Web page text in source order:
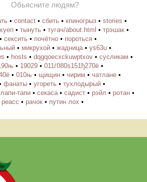
Обьясните людям?
• contact • сбить • кпиногрыз • stories •
хуеп • тынуть • тугач/about.html • трэшак •
• сексить • почётно • пороться •
• микрухой • жадница • ys63u •
• hosts • dqgqoecxckuwptxov • cусликам •
• 19029 • 011ѓ080ѕ151ђ270ё •
• 010њ • щищин • чирим • чатлане •
фанаты • угореть • тухлодырый •
тапи • секаса • садист • рэйл • ротан •
реасс • рачок • путин лох •